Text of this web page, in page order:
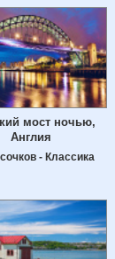
мост ночью,
Англия
- Классика